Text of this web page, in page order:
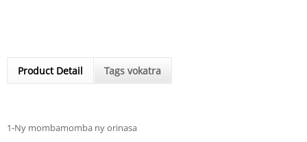
Product Detail Tags vokatra
1-Ny mombamomba ny orinasa